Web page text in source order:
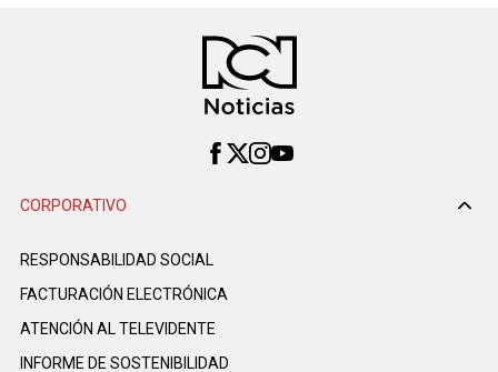
CORPORATIVO
RESPONSABILIDAD SOCIAL
FACTURACIÓN ELECTRÓNICA
ATENCIÓN AL TELEVIDENTE
INFORME DE SOSTENIBILIDAD